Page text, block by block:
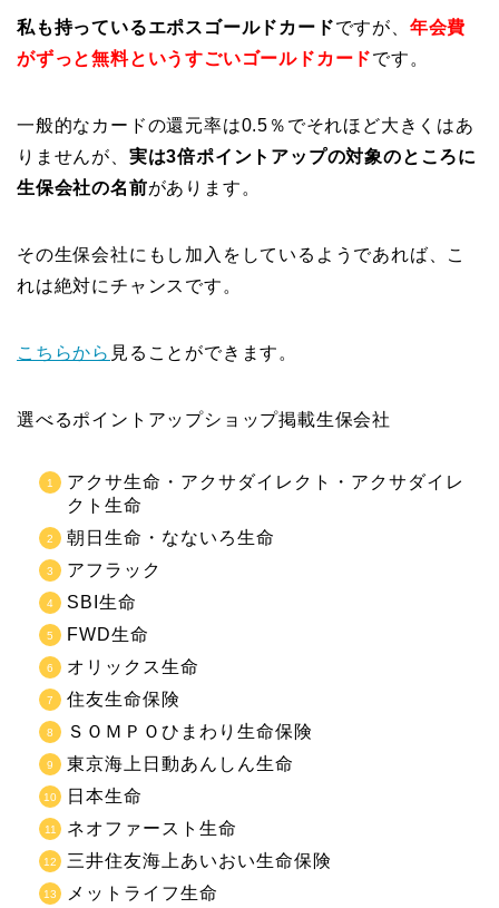
私も持っているエポスゴールドカードですが、 年会費
がずっと無料というすごいゴールドカードです。
一般的なカードの還元率は0.5％でそれほど大きくはあ
りませんが、 実は3倍ポイントアップの対象のところに
生保会社の名前があります。
その生保会社にもし加入をしているようであれば、こ
れは絶対にチャンスです。
こちらから 見ることができます。
選べるポイントアップショップ掲載生保会社
アクサ生命・アクサダイレクト・アクサダイレ
クト生命
朝日生命・なないろ生命
アフラック
SBI生命
FWD生命
オリックス生命
住友生命保険
ＳＯＭＰＯひまわり生命保険
東京海上日動あんしん生命
日本生命
ネオファースト生命
三井住友海上あいおい生命保険
メットライフ生命